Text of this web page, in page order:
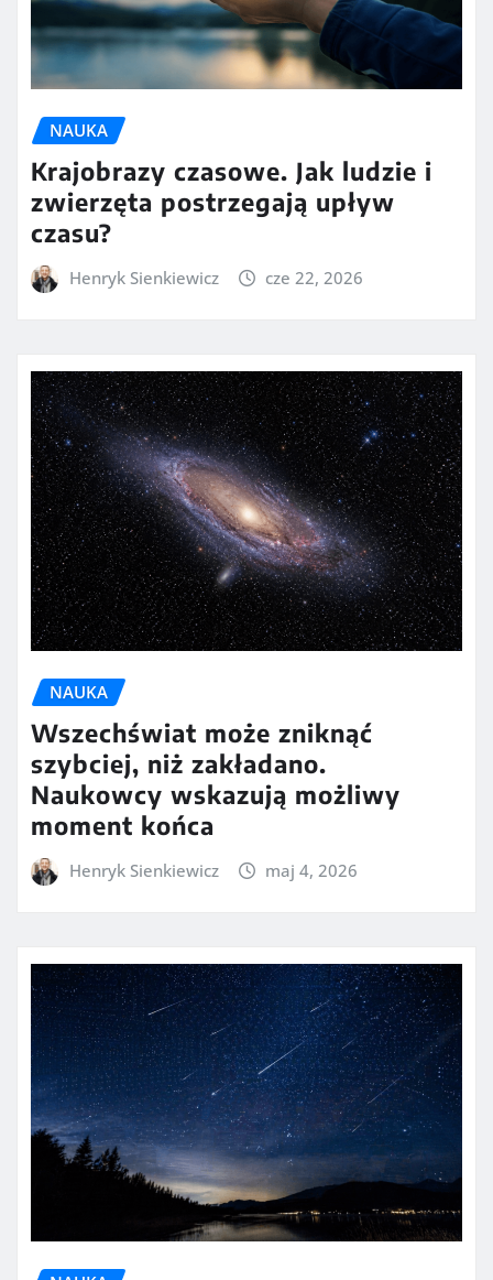
NAUKA
Krajobrazy czasowe. Jak ludzie i
zwierzęta postrzegają upływ
czasu?
Henryk Sienkiewicz cze 22, 2026
NAUKA
Wszechświat może zniknąć
szybciej, niż zakładano.
Naukowcy wskazują możliwy
moment końca
Henryk Sienkiewicz maj 4, 2026